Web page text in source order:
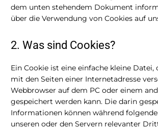
dem unten stehendem Dokument
über die Verwendung von Cookies auf
2. Was sind Cookies?
Ein Cookie ist eine einfache kleine Datei,
mit den Seiten einer Internetadresse
Webbrowser auf dem PC oder einem
gespeichert werden kann. Die darin
Informationen können während
unseren oder den Servern relevanter